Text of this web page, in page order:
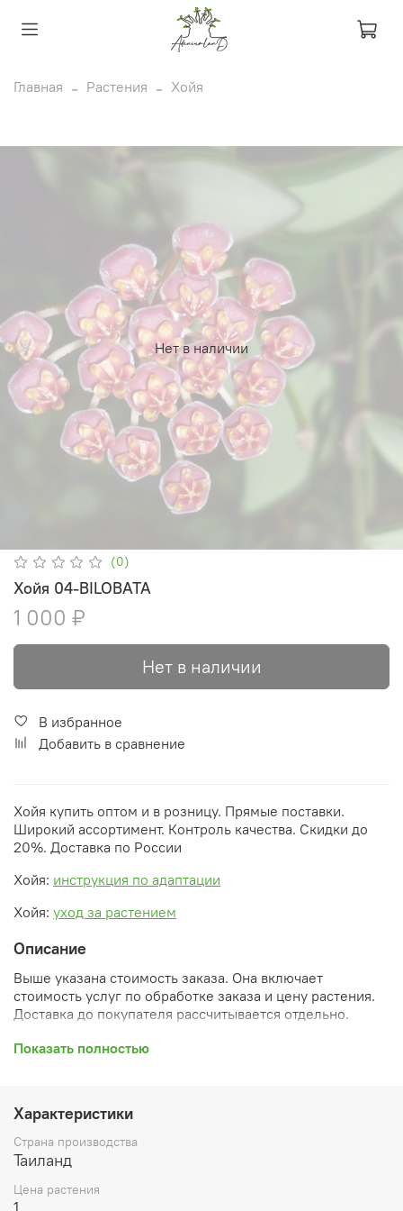
Главная Растения Хойя
Нет в наличии
(0)
Хойя 04-BILOBATA
1 000 ₽
Нет в наличии
В избранное
Добавить в сравнение
Хойя купить оптом и в розницу. Прямые поставки.
Широкий ассортимент. Контроль качества. Скидки до
20%. Доставка по России
Хойя: инструкция по адаптации
Хойя: уход за растением
Описание
Выше указана стоимость заказа. Она включает
стоимость услуг по обработке заказа и цену растения.
Доставка до покупателя рассчитывается отдельно.
После оформления заказа вы получите его
скидки, уточнен способ доставки, сделано
бронирование и т.д.). Затем вам будут высланы
согласованные счета со ссылками на оплату услуг и
растений. При этом предварительный заказ теряет силу.
Внимание: фото в каталоге демонстрирует сорт, а не
Показать полностью
Характеристики
Страна производства
Таиланд
Цена растения